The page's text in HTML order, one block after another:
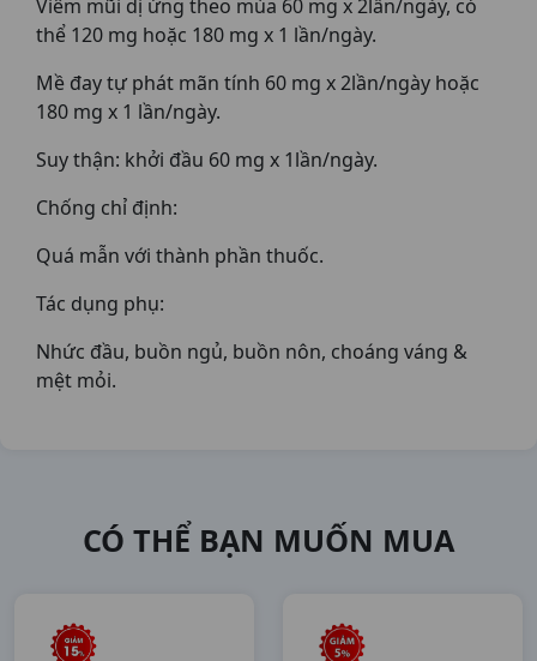
Viêm mũi dị ứng theo mùa 60 mg x 2lần/ngày, có
thể 120 mg hoặc 180 mg x 1 lần/ngày.
Mề đay tự phát mãn tính 60 mg x 2lần/ngày hoặc
180 mg x 1 lần/ngày.
Suy thận: khởi đầu 60 mg x 1lần/ngày.
Chống chỉ định:
Quá mẫn với thành phần thuốc.
Tác dụng phụ:
Nhức đầu, buồn ngủ, buồn nôn, choáng váng &
mệt mỏi.
CÓ THỂ BẠN MUỐN MUA